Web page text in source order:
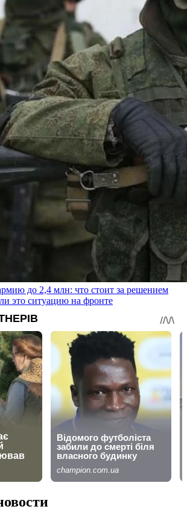
до 2,4 млн: что стоит за решением
это ситуацию на фронте